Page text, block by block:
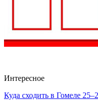
Интересное
Куда сходить в Гомеле